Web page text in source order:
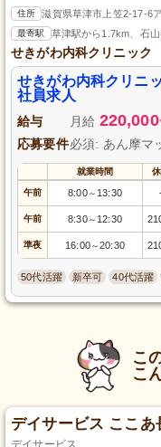
住所 滋賀県草津市上笠2-17-6
最寄駅 草津駅から1.7km、石
せきがわ内科クリニック
せきがわ内科クリニ
社員求人
給与 月給 220,000
応募要件必須: あん摩マ
就業時間
午前 8:00～ 13:30
午前 8:30～ 12:30
準夜 16:00～20:30
50代活躍 新卒可 40代活躍
こ
こ
デイサービス ここあ
デイサービス